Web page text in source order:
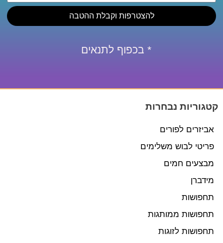
להצטרפות וקבלת ההטבה
* בכפוף לתנאים
קטגוריות נבחרות
אביזרים לפורים
פריטי לבוש משלימים
מבצעים חמים
מידברן
תחפושות
תחפושות ממותגות
תחפושות לזוגות